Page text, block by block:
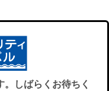
しばらくお待ちく